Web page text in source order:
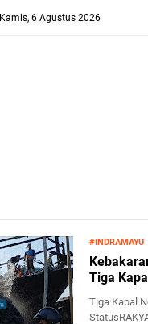
Kamis, 6 Agustus 2026
#INDRAMAYU
Tiga
Tiga Kapal